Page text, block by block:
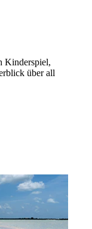
Kinderspiel,
über all